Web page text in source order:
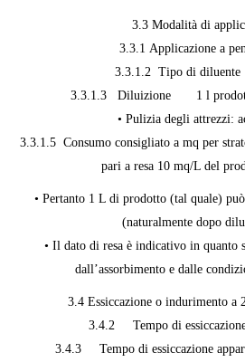
3.3 Modalità di
3.3.1 Applicazione a
3.3.1.2 Tipo di
3.3.1.3 Diluizione 1 l
• Pulizia degli
3.3.1.5 Consumo consigliato a mq per
pari a resa 10 mq/L del
• Pertanto 1 L di prodotto (tal quale)
(naturalmente dopo
• Il dato di resa è indicativo in quanto
dall’assorbimento e dalle
3.4 Essiccazione o indurimento a
3.4.2 Tempo di
3.4.3 Tempo di essiccazione